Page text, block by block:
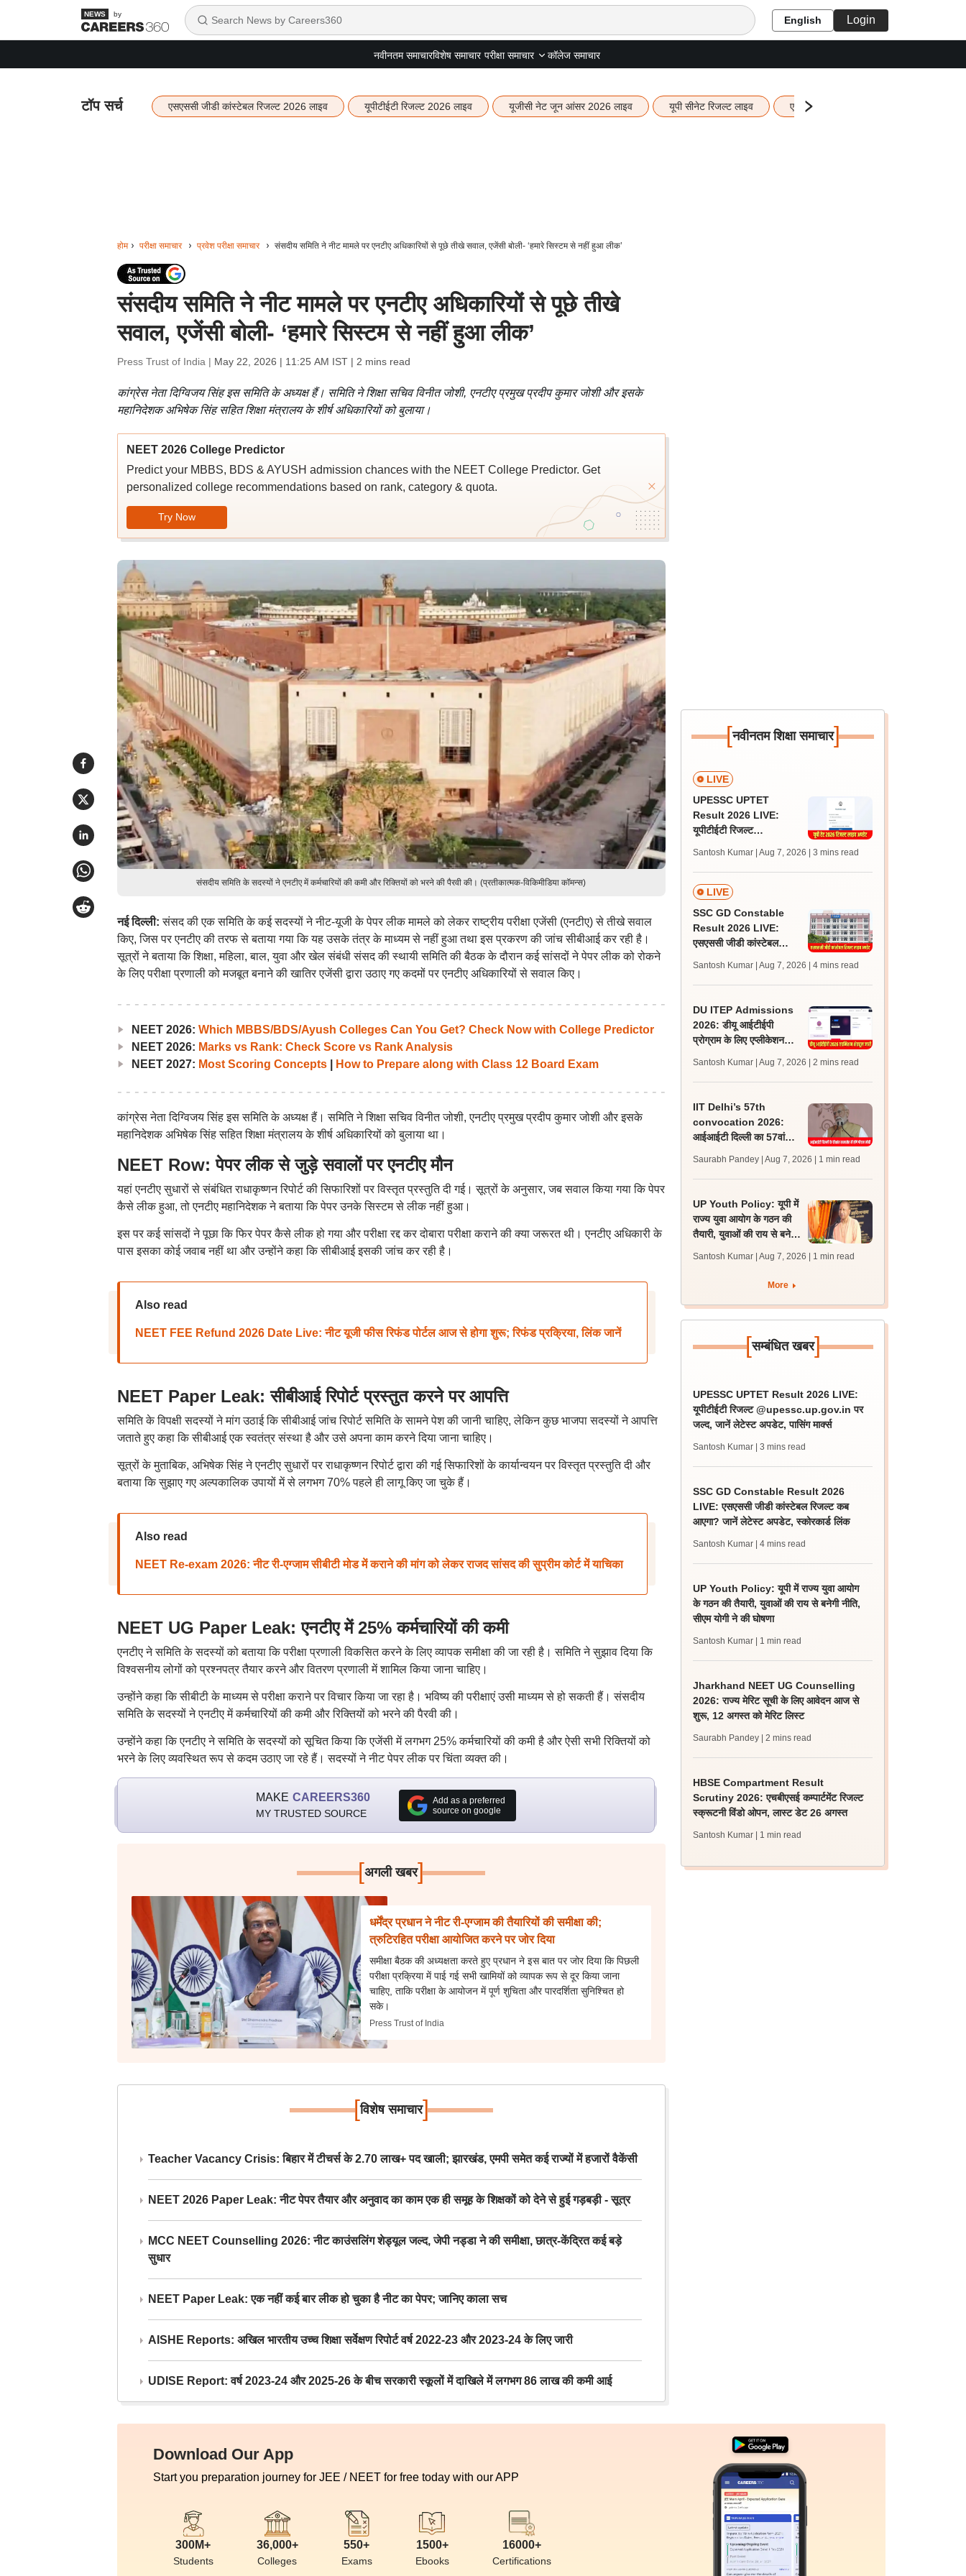
by English Login
नवीनतम समाचारविशेष समाचार परीक्षा समाचार कॉलेज समाचार
टॉप सर्च एसएससी जीडी कांस्टेबल रिजल्ट 2026 लाइव यूपीटीईटी रिजल्ट 2026 लाइव यूजीसी नेट जून आंसर 2026 लाइव यूपी सीनेट रिजल्ट लाइव एचबीएसई 12वीं का रिजल्ट लाइव
होम परीक्षा समाचार प्रवेश परीक्षा समाचार संसदीय समिति ने नीट मामले पर एनटीए अधिकारियों से पूछे तीखे सवाल, एजेंसी बोली- ‘हमारे सिस्टम से नहीं हुआ लीक’
संसदीय समिति ने नीट मामले पर एनटीए अधिकारियों से पूछे तीखे
सवाल, एजेंसी बोली- ‘हमारे सिस्टम से नहीं हुआ लीक’
Press Trust of India | May 22, 2026 | 11:25 AM IST| 2 mins read
कांग्रेस नेता दिग्विजय सिंह इस समिति के अध्यक्ष हैं। समिति ने शिक्षा सचिव विनीत जोशी, एनटीए प्रमुख प्रदीप कुमार जोशी और इसके
महानिदेशक अभिषेक सिंह सहित शिक्षा मंत्रालय के शीर्ष अधिकारियों को बुलाया।
NEET 2026 College Predictor
Predict your MBBS, BDS & AYUSH admission chances with the NEET College Predictor. Get
personalized college recommendations based on rank, category & quota.
Try Now
संसदीय समिति के सदस्यों ने एनटीए में कर्मचारियों की कमी और रिक्तियों को भरने की पैरवी की। (प्रतीकात्मक-विकिमीडिया कॉमन्स)
नई दिल्ली:संसद की एक समिति के कई सदस्यों ने नीट-यूजी के पेपर लीक मामले को लेकर राष्ट्रीय परीक्षा एजेंसी (एनटीए) से तीखे सवाल
किए, जिस पर एनटीए की तरफ से बताया गया कि यह उसके तंत्र के माध्यम से नहीं हुआ तथा इस प्रकरण की जांच सीबीआई कर रही है।
सूत्रों ने बताया कि शिक्षा, महिला, बाल, युवा और खेल संबंधी संसद की स्थायी समिति की बैठक के दौरान कई सांसदों ने पेपर लीक को रोकने
के लिए परीक्षा प्रणाली को मजबूत बनाने की खातिर एजेंसी द्वारा उठाए गए कदमों पर एनटीए अधिकारियों से सवाल किए।
NEET 2026: Which MBBS/BDS/Ayush Colleges Can You Get? Check Now with College Predictor
NEET 2026: Marks vs Rank: Check Score vs Rank Analysis
NEET 2027: Most Scoring Concepts| How to Prepare along with Class 12 Board Exam
कांग्रेस नेता दिग्विजय सिंह इस समिति के अध्यक्ष हैं। समिति ने शिक्षा सचिव विनीत जोशी, एनटीए प्रमुख प्रदीप कुमार जोशी और इसके
महानिदेशक अभिषेक सिंह सहित शिक्षा मंत्रालय के शीर्ष अधिकारियों को बुलाया था।
NEET Row: पेपर लीक से जुड़े सवालों पर एनटीए मौन
यहां एनटीए सुधारों से संबंधित राधाकृष्णन रिपोर्ट की सिफारिशों पर विस्तृत प्रस्तुति दी गई। सूत्रों के अनुसार, जब सवाल किया गया कि पेपर
कैसे लीक हुआ, तो एनटीए महानिदेशक ने बताया कि पेपर उनके सिस्टम से लीक नहीं हुआ।
इस पर कई सांसदों ने पूछा कि फिर पेपर कैसे लीक हो गया और परीक्षा रद्द कर दोबारा परीक्षा कराने की क्या जरूरत थी। एनटीए अधिकारी के
पास इसका कोई जवाब नहीं था और उन्होंने कहा कि सीबीआई इसकी जांच कर रही है।
Also read
NEET FEE Refund 2026 Date Live: नीट यूजी फीस रिफंड पोर्टल आज से होगा शुरू; रिफंड प्रक्रिया, लिंक जानें
NEET Paper Leak: सीबीआई रिपोर्ट प्रस्तुत करने पर आपत्ति
समिति के विपक्षी सदस्यों ने मांग उठाई कि सीबीआई जांच रिपोर्ट समिति के सामने पेश की जानी चाहिए, लेकिन कुछ भाजपा सदस्यों ने आपत्ति
जताते हुए कहा कि सीबीआई एक स्वतंत्र संस्था है और उसे अपना काम करने दिया जाना चाहिए।
सूत्रों के मुताबिक, अभिषेक सिंह ने एनटीए सुधारों पर राधाकृष्णन रिपोर्ट द्वारा की गई सिफारिशों के कार्यान्वयन पर विस्तृत प्रस्तुति दी और
बताया कि सुझाए गए अल्पकालिक उपायों में से लगभग 70% पहले ही लागू किए जा चुके हैं।
Also read
NEET Re-exam 2026: नीट री-एग्जाम सीबीटी मोड में कराने की मांग को लेकर राजद सांसद की सुप्रीम कोर्ट में याचिका
NEET UG Paper Leak: एनटीए में 25% कर्मचारियों की कमी
एनटीए ने समिति के सदस्यों को बताया कि परीक्षा प्रणाली विकसित करने के लिए व्यापक समीक्षा की जा रही है। समिति ने सुझाव दिया कि
विश्वसनीय लोगों को प्रश्नपत्र तैयार करने और वितरण प्रणाली में शामिल किया जाना चाहिए।
उन्होंने कहा कि सीबीटी के माध्यम से परीक्षा कराने पर विचार किया जा रहा है। भविष्य की परीक्षाएं उसी माध्यम से हो सकती हैं। संसदीय
समिति के सदस्यों ने एनटीए में कर्मचारियों की कमी और रिक्तियों को भरने की पैरवी की।
उन्होंने कहा कि एनटीए ने समिति के सदस्यों को सूचित किया कि एजेंसी में लगभग 25% कर्मचारियों की कमी है और ऐसी सभी रिक्तियों को
भरने के लिए व्यवस्थित रूप से कदम उठाए जा रहे हैं। सदस्यों ने नीट पेपर लीक पर चिंता व्यक्त की।
MAKE CAREERS360
MY TRUSTED SOURCE
Add as a preferred
source on google
[अगली खबर]
धर्मेंद्र प्रधान ने नीट री-एग्जाम की तैयारियों की समीक्षा की;
त्रुटिरहित परीक्षा आयोजित करने पर जोर दिया
समीक्षा बैठक की अध्यक्षता करते हुए प्रधान ने इस बात पर जोर दिया कि पिछली
परीक्षा प्रक्रिया में पाई गई सभी खामियों को व्यापक रूप से दूर किया जाना
चाहिए, ताकि परीक्षा के आयोजन में पूर्ण शुचिता और पारदर्शिता सुनिश्चित हो
सके।
Press Trust of India
[विशेष समाचार]
Teacher Vacancy Crisis: बिहार में टीचर्स के 2.70 लाख+ पद खाली; झारखंड, एमपी समेत कई राज्यों में हजारों वैकेंसी
NEET 2026 Paper Leak: नीट पेपर तैयार और अनुवाद का काम एक ही समूह के शिक्षकों को देने से हुई गड़बड़ी - सूत्र
MCC NEET Counselling 2026: नीट काउंसलिंग शेड्यूल जल्द, जेपी नड्डा ने की समीक्षा, छात्र-केंद्रित कई बड़े
सुधार
NEET Paper Leak: एक नहीं कई बार लीक हो चुका है नीट का पेपर; जानिए काला सच
AISHE Reports: अखिल भारतीय उच्च शिक्षा सर्वेक्षण रिपोर्ट वर्ष 2022-23 और 2023-24 के लिए जारी
UDISE Report: वर्ष 2023-24 और 2025-26 के बीच सरकारी स्कूलों में दाखिले में लगभग 86 लाख की कमी आई
[नवीनतम शिक्षा समाचार]
LIVE
UPESSC UPTET
Result 2026 LIVE:
यूपीटीईटी रिजल्ट
जल्द, जानें लेटेस्ट अपडेट,
पासिंग मार्क्स
Santosh Kumar | Aug 7, 2026 | 3 mins read
LIVE
SSC GD Constable
Result 2026 LIVE:
एसएससी जीडी कांस्टेबल
लेटेस्ट अपडेट, स्कोरकार्ड लिंक
Santosh Kumar | Aug 7, 2026 | 4 mins read
DU ITEP Admissions
2026: डीयू आईटीईपी
प्रोग्राम के लिए एप्लीकेशन
रिजल्ट 10 अगस्त को
Santosh Kumar | Aug 7, 2026 | 2 mins read
IIT Delhi’s 57th
convocation 2026:
आईआईटी दिल्ली का 57वां
Saurabh Pandey | Aug 7, 2026 | 1 min read
UP Youth Policy: यूपी में
राज्य युवा आयोग के गठन की
तैयारी, युवाओं की राय से बनेगी
Santosh Kumar | Aug 7, 2026 | 1 min read
More
[सम्बंधित खबर]
UPESSC UPTET Result 2026 LIVE:
यूपीटीईटी रिजल्ट @upessc.up.gov.in पर
जल्द, जानें लेटेस्ट अपडेट, पासिंग मार्क्स
Santosh Kumar | 3 mins read
SSC GD Constable Result 2026
LIVE: एसएससी जीडी कांस्टेबल रिजल्ट कब
आएगा? जानें लेटेस्ट अपडेट, स्कोरकार्ड लिंक
Santosh Kumar | 4 mins read
UP Youth Policy: यूपी में राज्य युवा आयोग
के गठन की तैयारी, युवाओं की राय से बनेगी नीति,
सीएम योगी ने की घोषणा
Santosh Kumar | 1 min read
Jharkhand NEET UG Counselling
2026: राज्य मेरिट सूची के लिए आवेदन आज से
शुरू, 12 अगस्त को मेरिट लिस्ट
Saurabh Pandey | 2 mins read
HBSE Compartment Result
Scrutiny 2026: एचबीएसई कम्पार्टमेंट रिजल्ट
स्क्रूटनी विंडो ओपन, लास्ट डेट 26 अगस्त
Santosh Kumar | 1 min read
Download Our App
Start you preparation journey for JEE / NEET for free today with our APP
300M+
Students
36,000+
Colleges
550+
Exams
1500+
Ebooks
16000+
Certifications